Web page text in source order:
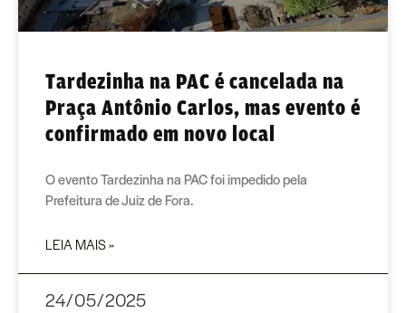
Tardezinha na PAC é cancelada na
Praça Antônio Carlos, mas evento é
confirmado em novo local
O evento Tardezinha na PAC foi impedido pela
Prefeitura de Juiz de Fora.
LEIA MAIS »
24/05/2025